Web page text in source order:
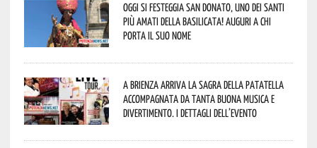
Oggi si festeggia San Donato, uno dei Santi
più amati della Basilicata! Auguri a chi
porta il suo nome
A Brienza arriva la Sagra della Patatella
accompagnata da tanta buona musica e
divertimento. I dettagli dell’evento